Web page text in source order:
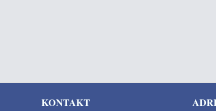
KONTAKT